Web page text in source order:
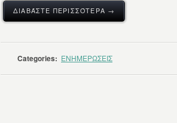
ΔΙΑΒΆΣΤΕ ΠΕΡΙΣΣΌΤΕΡΑ →
Categories: ΕΝΗΜΕΡΩΣΕΙΣ